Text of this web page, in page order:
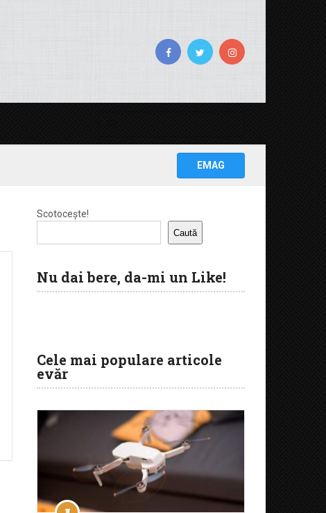
EMAG
Scotocește!
Caută
Nu dai bere, da-mi un Like!
Cele mai populare articole
evăr